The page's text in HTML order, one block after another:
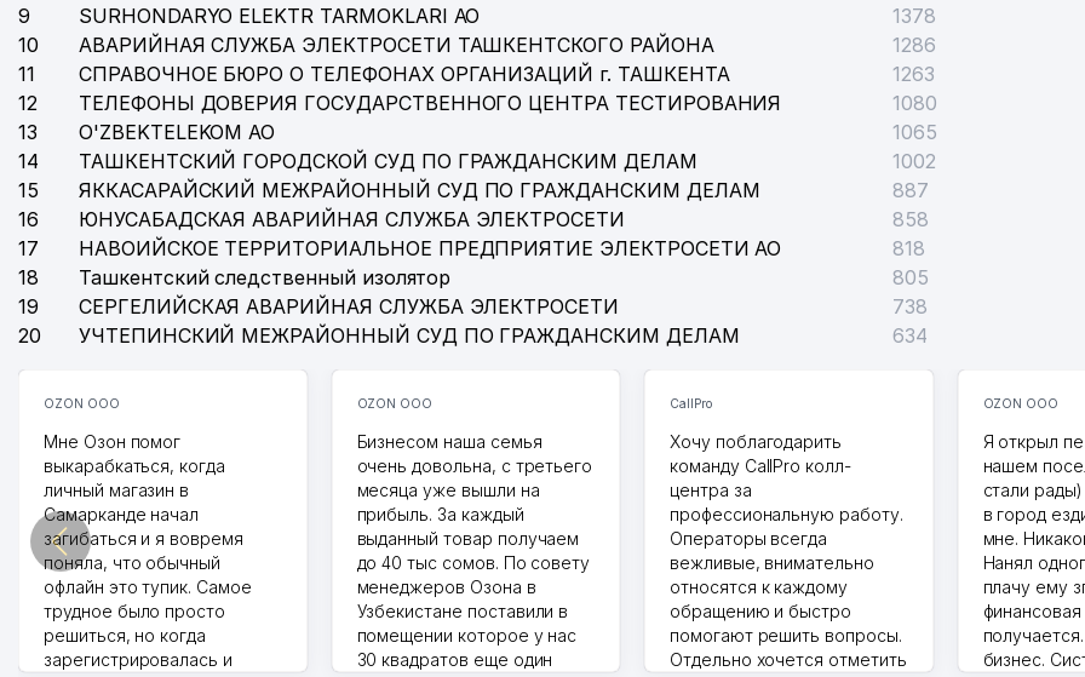
9
SURHONDARYO ELEKTR TARMOKLARI АО
1378
10
АВАРИЙНАЯ СЛУЖБА ЭЛЕКТРОСЕТИ ТАШКЕНТСКОГО РАЙОНА
1286
11
СПРАВОЧНОЕ БЮРО О ТЕЛЕФОНАХ ОРГАНИЗАЦИЙ г. ТАШКЕНТА
1263
12
ТЕЛЕФОНЫ ДОВЕРИЯ ГОСУДАРСТВЕННОГО ЦЕНТРА ТЕСТИРОВАНИЯ
1080
13
O'ZBEKTELEKOM АО
1065
14
ТАШКЕНТСКИЙ ГОРОДСКОЙ СУД ПО ГРАЖДАНСКИМ ДЕЛАМ
1002
15
ЯККАСАРАЙСКИЙ МЕЖРАЙОННЫЙ СУД ПО ГРАЖДАНСКИМ ДЕЛАМ
887
16
ЮНУСАБАДСКАЯ АВАРИЙНАЯ СЛУЖБА ЭЛЕКТРОСЕТИ
858
17
НАВОИЙСКОЕ ТЕРРИТОРИАЛЬНОЕ ПРЕДПРИЯТИЕ ЭЛЕКТРОСЕТИ АО
818
18
Ташкентский следственный изолятор
805
19
СЕРГЕЛИЙСКАЯ АВАРИЙНАЯ СЛУЖБА ЭЛЕКТРОСЕТИ
738
20
УЧТЕПИНСКИЙ МЕЖРАЙОННЫЙ СУД ПО ГРАЖДАНСКИМ ДЕЛАМ 634
OZON ООО
Мне Озон помог
выкарабкаться, когда
личный магазин в
Самарканде начал
загибаться и я вовремя
поняла, что обычный
офлайн это тупик. Самое
трудное было просто
решиться, но когда
зарегистрировалась и
OZON ООО
Бизнесом наша семья
очень довольна, с третьего
месяца уже вышли на
прибыль. За каждый
выданный товар получаем
до 40 тыс сомов. По совету
менеджеров Озона в
Узбекистане поставили в
помещении которое у нас
30 квадратов еще один
CallPro
Хочу поблагодарить
команду CallPro колл-
центра за
профессиональную работу.
Операторы всегда
вежливые, внимательно
относятся к каждому
обращению и быстро
помогают решить вопросы.
Отдельно хочется отметить
OZON ООО
Я открыл
нашем
стали
в город
мне.
Нанял
плачу ему
бизнес.